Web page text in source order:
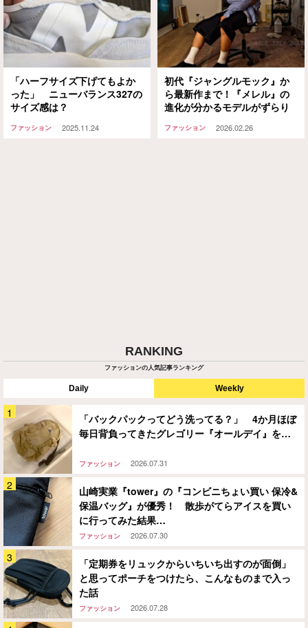
「ハーフサイズ下げてもよか
った」 ニューバランス327の
サイズ感は？
ファッション 2025.11.24
初代『ジャングルモック』か
ら最新作まで！『メレル』の
進化が分かるモデルがずらり
ファッション 2026.02.26
RANKING
ファッションの人気記事ランキング
Daily Weekly
「バックパックってどう洗ってる？」 4か月ほぼ
毎日背負ってきたグレゴリー『オールデイ』を…
ファッション 2026.07.31
山崎実業『tower』の『コンビニちょい買い 保冷&
保温バッグ』が優秀！ 散歩がてらアイスを買い
に行ってみた結果…
ファッション 2026.07.30
「定期券をリュックからいちいち出すのが面倒」
と思ってポーチをつけたら、こんなものまで入っ
た話
ファッション 2026.07.28